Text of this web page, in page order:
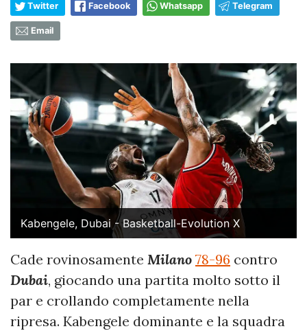
Twitter Facebook Whatsapp Telegram
Email
Kabengele, Dubai - Basketball-Evolution X
Cade rovinosamente Milano 78-96 contro
Dubai, giocando una partita molto sotto il
par e crollando completamente nella
ripresa. Kabengele dominante e la squadra